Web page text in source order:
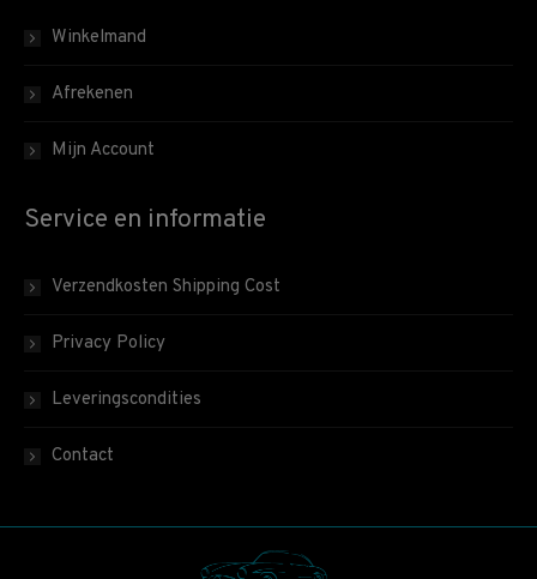
Winkelmand
Afrekenen
Mijn Account
Service en informatie
Verzendkosten Shipping Cost
Privacy Policy
Leveringscondities
Contact